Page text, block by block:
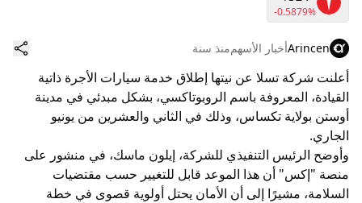
-0.5879%
Arincenأخبار الأسهممنذ سنة
أعلنت شركة تسلا عن نيتها إطلاق خدمة سيارات الأجرة ذاتية
القيادة، المعروفة باسم الروبوتاكسي، بشكل مبدئي في مدينة
أوستن بولاية تكساس، وذلك في الثاني والعشرين من يونيو
الجاري.
وأوضح الرئيس التنفيذي للشركة، إيلون ماسك، في منشور على
منصة "إكس" أن هذا الموعد قابل للتغيير حسب مقتضيات
السلامة، مشيرًا إلى أن الأمان يحتل أولوية قصوى في خطة